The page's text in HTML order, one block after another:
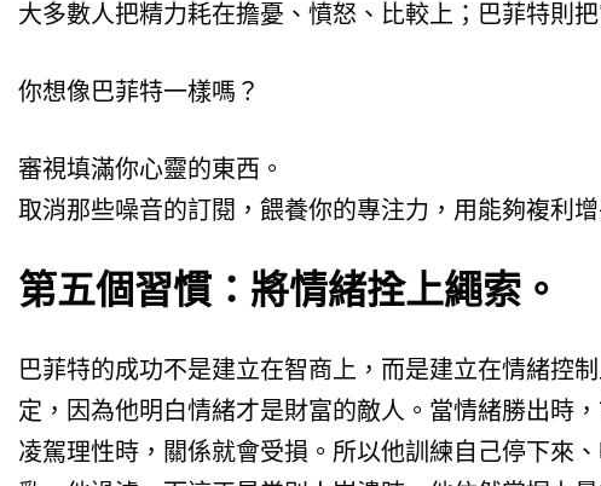
大多數人把精力耗在擔憂、憤怒、比較上；巴菲特則
你想像巴菲特一樣嗎？
審視填滿你心靈的東西。
取消那些噪音的訂閱，餵養你的專注力，用能夠複利
第五個習慣：將情緒拴上繩索。
巴菲特的成功不是建立在智商上，而是建立在情緒控
定，因為他明白情緒才是財富的敵人。當情緒勝出時
凌駕理性時，關係就會受損。所以他訓練自己停下來